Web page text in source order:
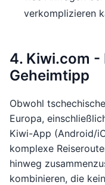
verkomplizieren
4. Kiwi.com -
Geheimtipp
Obwohl
Europa,
Kiwi-App (Android/
komplexe
hinweg
kombinieren, die